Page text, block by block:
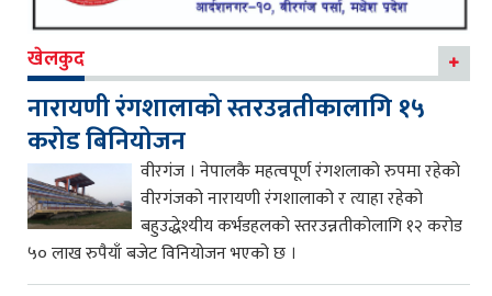
खेलकुद
नारायणी रंगशालाको स्तरउन्नतीकालागि १५
करोड बिनियोजन
वीरगंज । नेपालकै महत्वपूर्ण रंगशलाको रुपमा रहेको
वीरगंजको नारायणी रंगशालाको र त्याहा रहेको
बहुउद्धेश्यीय कर्भडहलको स्तरउन्नतीकोलागि १२ करोड
५० लाख रुपैयाँ बजेट विनियोजन भएको छ ।